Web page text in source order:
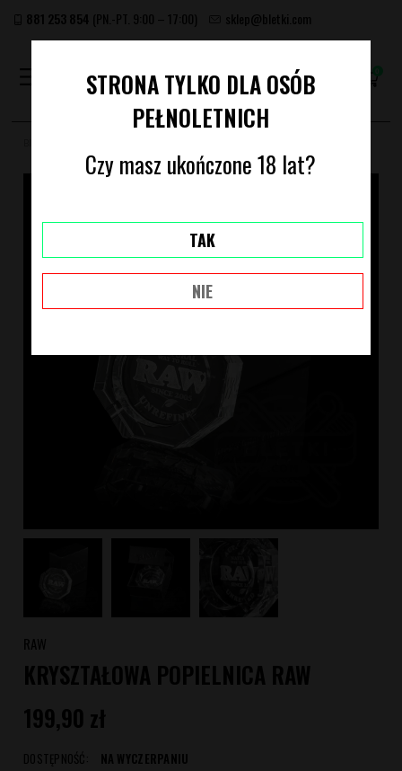
881 253 854 (PN.-PT. 9:00 – 17:00) sklep@bletki.com
RAW
KRYSZTAŁOWA POPIELNICA RAW
199,90 zł
DOSTĘPNOŚĆ:
NA WYCZERPANIU
STRONA TYLKO DLA OSÓB
PEŁNOLETNICH
Czy masz ukończone 18 lat?
TAK
NIE